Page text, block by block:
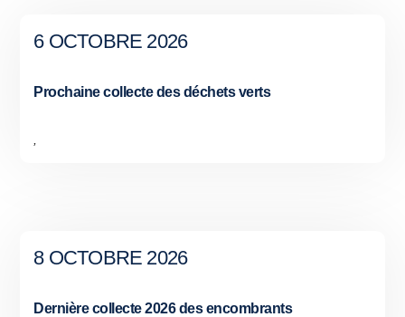
6 OCTOBRE 2026
Prochaine collecte des déchets verts
8 OCTOBRE 2026
Dernière collecte 2026 des encombrants